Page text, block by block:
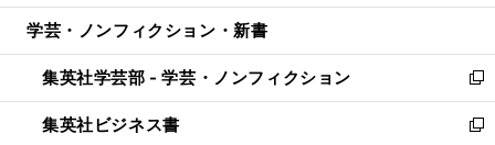
開
ウ
開
く
ン
ウ
で
開
く
ウ
ン
ド
ウ
で
し
ウ
ィ
ン
ド
学芸・ノンフィクション・新書
集英社学芸部 - 学芸・ノンフィクション
新
し
い
集英社ビジネス書
新